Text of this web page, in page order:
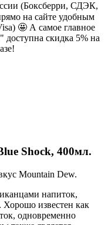
(Боксберри, СДЭК,
на сайте удобным
🤩 А самое главное
доступна скидка 5% на
Shock, 400мл.
Mountain Dew.
напиток,
известен как
одновременно